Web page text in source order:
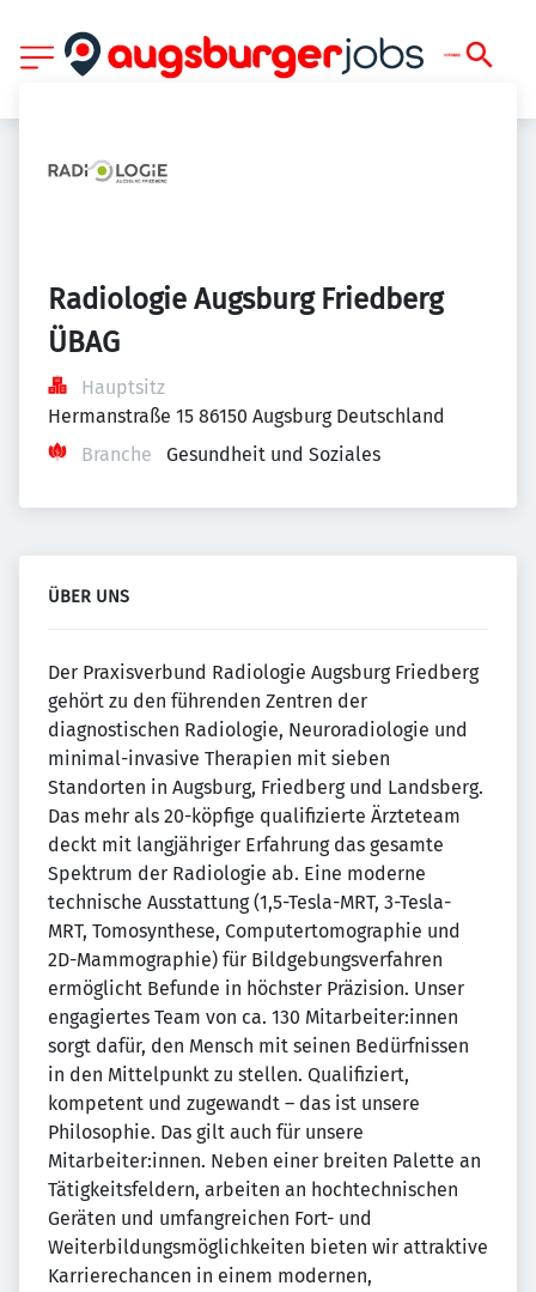
Radiologie Augsburg Friedberg
ÜBAG
Hauptsitz
Hermanstraße 15 86150 Augsburg Deutschland
Branche
Gesundheit und Soziales
ÜBER UNS
Der Praxisverbund Radiologie Augsburg Friedberg
gehört zu den führenden Zentren der
diagnostischen Radiologie, Neuroradiologie und
minimal-invasive Therapien mit sieben
Standorten in Augsburg, Friedberg und Landsberg.
Das mehr als 20-köpfige qualifizierte Ärzteteam
deckt mit langjähriger Erfahrung das gesamte
Spektrum der Radiologie ab. Eine moderne
technische Ausstattung (1,5-Tesla-MRT, 3-Tesla-
MRT, Tomosynthese, Computertomographie und
2D-Mammographie) für Bildgebungsverfahren
ermöglicht Befunde in höchster Präzision. Unser
engagiertes Team von ca. 130 Mitarbeiter:innen
sorgt dafür, den Mensch mit seinen Bedürfnissen
in den Mittelpunkt zu stellen. Qualifiziert,
kompetent und zugewandt – das ist unsere
Philosophie. Das gilt auch für unsere
Mitarbeiter:innen. Neben einer breiten Palette an
Tätigkeitsfeldern, arbeiten an hochtechnischen
Geräten und umfangreichen Fort- und
Weiterbildungsmöglichkeiten bieten wir attraktive
Karrierechancen in einem modernen,